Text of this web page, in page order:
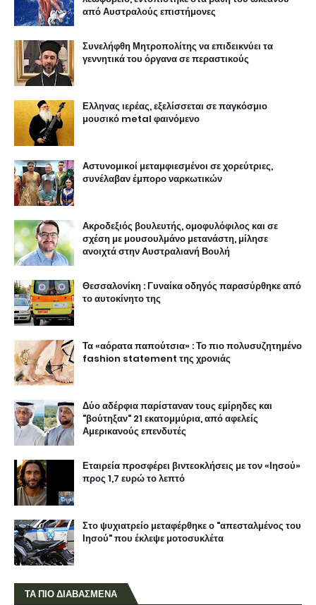
από Αυστραλούς επιστήμονες
Συνελήφθη Μητροπολίτης να επιδεικνύει τα
γεννητικά του όργανα σε περαστικούς
Ελληνας ιερέας, εξελίσσεται σε παγκόσμιο
μουσικό metal φαινόμενο
Αστυνομικοί μεταμφιεσμένοι σε χορεύτριες,
συνέλαβαν έμπορο ναρκωτικών
Ακροδεξιός βουλευτής, ομοφυλόφιλος και σε
σχέση με μουσουλμάνο μετανάστη, μίλησε
ανοιχτά στην Αυστραλιανή Βουλή
Θεσσαλονίκη : Γυναίκα οδηγός παρασύρθηκε από
το αυτοκίνητο της
Τα «αόρατα παπούτσια» : Το πιο πολυσυζητημένο
fashion statement της χρονιάς
Δύο αδέρφια παρίσταναν τους εμίρηδες και
"βούτηξαν" 21 εκατομμύρια, από αφελείς
Αμερικανούς επενδυτές
Εταιρεία προσφέρει βιντεοκλήσεις με τον «Ιησού»
προς 1,7 ευρώ το λεπτό
Στο ψυχιατρείο μεταφέρθηκε ο "απεσταλμένος του
Ιησού" που έκλεψε μοτοσυκλέτα
ΤΑ ΠΙΟ ΔΙΑΒΑΣΜΕΝΑ